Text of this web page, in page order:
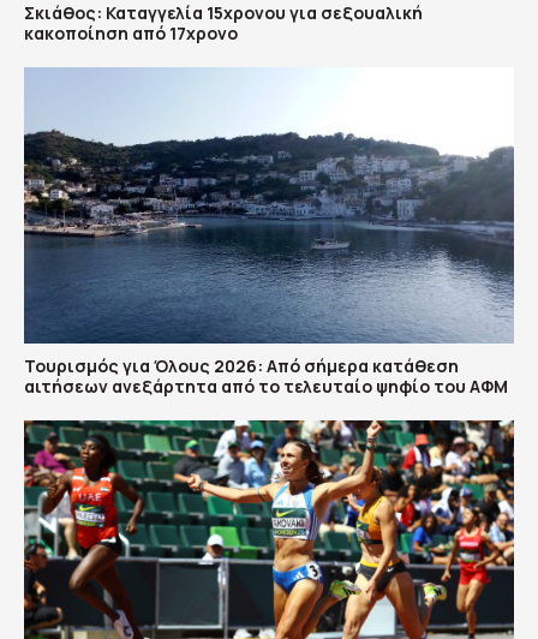
Σκιάθος: Καταγγελία 15χρονου για σεξουαλική
κακοποίηση από 17χρονο
Τουρισμός για Όλους 2026: Από σήμερα κατάθεση
αιτήσεων ανεξάρτητα από το τελευταίο ψηφίο του ΑΦΜ